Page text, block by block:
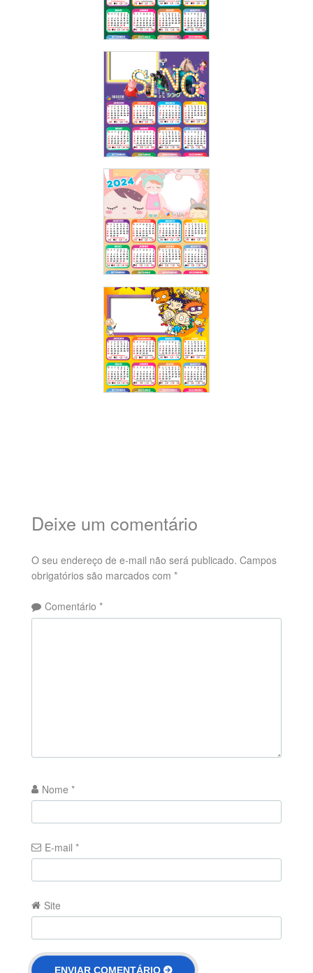
Deixe um comentário
O seu endereço de e-mail não será publicado. Campos
obrigatórios são marcados com *
Comentário *
Nome *
E-mail *
Site